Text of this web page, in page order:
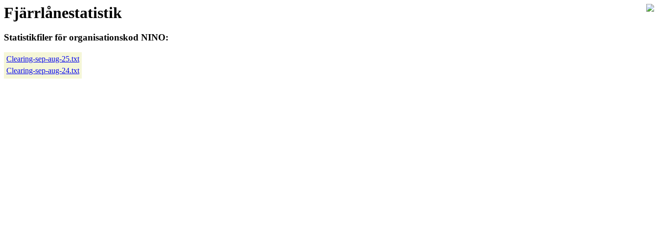
Fjärrlånestatistik
Statistikfiler för organisationskod NINO:
Clearing-sep-aug-25.txt
Clearing-sep-aug-24.txt